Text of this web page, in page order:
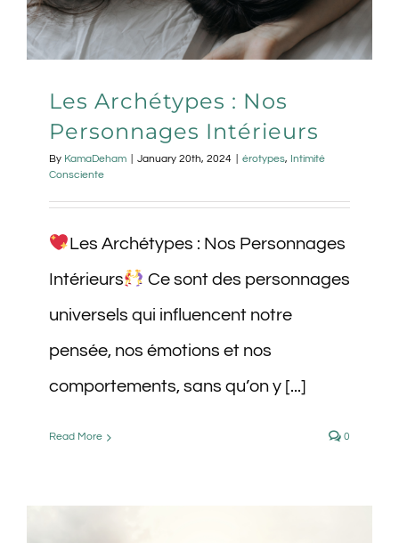
Les Archétypes : Nos
Personnages Intérieurs
By KamaDeham January 20th, 2024 érotypes, Intimité
Consciente
Les Archétypes : Nos Personnages
Intérieurs
Ce sont des personnages
universels qui influencent notre
pensée, nos émotions et nos
comportements, sans qu’on y [...]
Read More 0